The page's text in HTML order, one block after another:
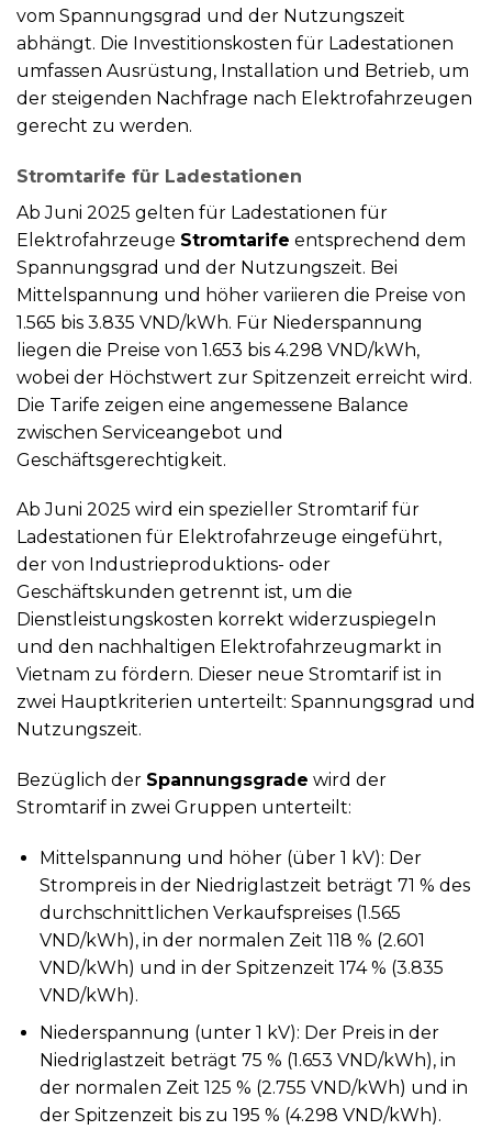
vom Spannungsgrad und der Nutzungszeit
abhängt. Die Investitionskosten für Ladestationen
umfassen Ausrüstung, Installation und Betrieb, um
der steigenden Nachfrage nach Elektrofahrzeugen
gerecht zu werden.
Stromtarife für Ladestationen
Ab Juni 2025 gelten für Ladestationen für
Elektrofahrzeuge Stromtarife entsprechend dem
Spannungsgrad und der Nutzungszeit. Bei
Mittelspannung und höher variieren die Preise von
1.565 bis 3.835 VND/kWh. Für Niederspannung
liegen die Preise von 1.653 bis 4.298 VND/kWh,
wobei der Höchstwert zur Spitzenzeit erreicht wird.
Die Tarife zeigen eine angemessene Balance
zwischen Serviceangebot und
Geschäftsgerechtigkeit.
Ab Juni 2025 wird ein spezieller Stromtarif für
Ladestationen für Elektrofahrzeuge eingeführt,
der von Industrieproduktions- oder
Geschäftskunden getrennt ist, um die
Dienstleistungskosten korrekt widerzuspiegeln
und den nachhaltigen Elektrofahrzeugmarkt in
Vietnam zu fördern. Dieser neue Stromtarif ist in
zwei Hauptkriterien unterteilt: Spannungsgrad und
Nutzungszeit.
Bezüglich der Spannungsgrade wird der
Stromtarif in zwei Gruppen unterteilt:
Mittelspannung und höher (über 1 kV): Der
Strompreis in der Niedriglastzeit beträgt 71 % des
durchschnittlichen Verkaufspreises (1.565
VND/kWh), in der normalen Zeit 118 % (2.601
VND/kWh) und in der Spitzenzeit 174 % (3.835
VND/kWh).
Niederspannung (unter 1 kV): Der Preis in der
Niedriglastzeit beträgt 75 % (1.653 VND/kWh), in
der normalen Zeit 125 % (2.755 VND/kWh) und in
der Spitzenzeit bis zu 195 % (4.298 VND/kWh).